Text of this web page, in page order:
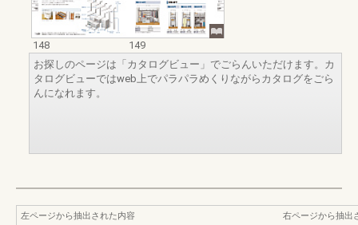
148
149
お探しのページは「カタログビュー」でごらんいただけます。カ
タログビューではweb上でパラパラめくりながらカタログをごら
んになれます。
左ページから抽出された内容
右ページから抽出